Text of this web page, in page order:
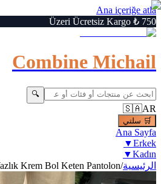
Ana içeriğe atla
750 ₺ Üzeri Ücretsiz Kargo
Combine Michail
🔍
🇸🇦AR
🛒 سلتي
Ana Sayfa
Erkek
▼
Kadın
▼
الرئيسية/
Krem Bol Keten Pantolon